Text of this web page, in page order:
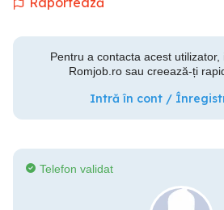
Pentru a contacta acest
Romjob.ro sau creează-ți
Intră în cont /
Telefon validat